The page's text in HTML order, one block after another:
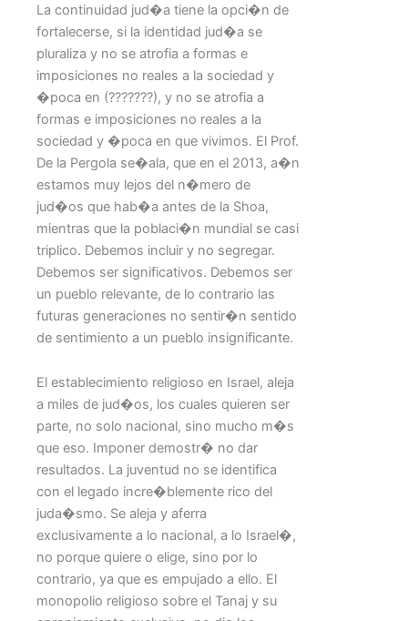
La continuidad jud�a tiene la opci�n de
fortalecerse, si la identidad jud�a se
pluraliza y no se atrofia a formas e
imposiciones no reales a la sociedad y
�poca en (???????), y no se atrofia a
formas e imposiciones no reales a la
sociedad y �poca en que vivimos. El Prof.
De la Pergola se�ala, que en el 2013, a�n
estamos muy lejos del n�mero de
jud�os que hab�a antes de la Shoa,
mientras que la poblaci�n mundial se casi
triplico. Debemos incluir y no segregar.
Debemos ser significativos. Debemos ser
un pueblo relevante, de lo contrario las
futuras generaciones no sentir�n sentido
de sentimiento a un pueblo insignificante.
El establecimiento religioso en Israel, aleja
a miles de jud�os, los cuales quieren ser
parte, no solo nacional, sino mucho m�s
que eso. Imponer demostr� no dar
resultados. La juventud no se identifica
con el legado incre�blemente rico del
juda�smo. Se aleja y aferra
exclusivamente a lo nacional, a lo Israel�,
no porque quiere o elige, sino por lo
contrario, ya que es empujado a ello. El
monopolio religioso sobre el Tanaj y su